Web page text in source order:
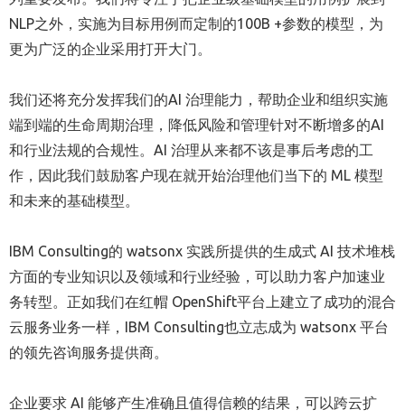
NLP之外，实施为目标用例而定制的100B +参数的模型，为
更为广泛的企业采用打开大门。
我们还将充分发挥我们的AI 治理能力，帮助企业和组织实施
端到端的生命周期治理，降低风险和管理针对不断增多的AI
和行业法规的合规性。AI 治理从来都不该是事后考虑的工
作，因此我们鼓励客户现在就开始治理他们当下的 ML 模型
和未来的基础模型。
IBM Consulting的 watsonx 实践所提供的生成式 AI 技术堆栈
方面的专业知识以及领域和行业经验，可以助力客户加速业
务转型。正如我们在红帽 OpenShift平台上建立了成功的混合
云服务业务一样，IBM Consulting也立志成为 watsonx 平台
的领先咨询服务提供商。
企业要求 AI 能够产生准确且值得信赖的结果，可以跨云扩